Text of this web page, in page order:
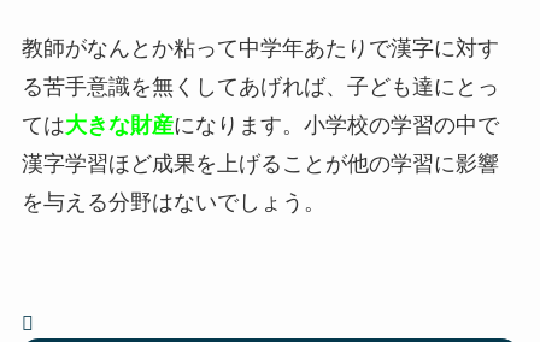
教師がなんとか粘って中学年あたりで漢字に対す
る苦手意識を無くしてあげれば、子ども達にとっ
ては大きな財産になります。小学校の学習の中で
漢字学習ほど成果を上げることが他の学習に影響
を与える分野はないでしょう。